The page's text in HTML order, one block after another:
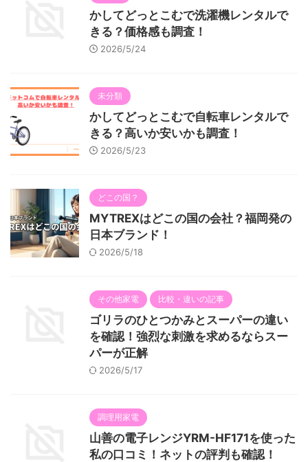
かしてどっとこむで洗濯機レンタルで
きる？価格感も調査！
2026/5/24
未分類
かしてどっとこむで自転車レンタルで
きる？高いか安いかも調査！
2026/5/23
どこの国？
MYTREXはどこの国の会社？福岡発の
日本ブランド！
2026/5/18
その他家電 比較・違いの記事
ゴリラのひとつかみとスーパーの違い
を確認！強烈な刺激を求めるならスー
パーが正解
2026/5/17
調理用家電
山善の電子レンジYRM-HF171を使った
私の口コミ！ネットの評判も確認！